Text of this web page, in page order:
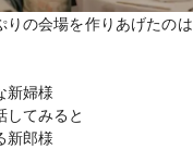
りの会場を作りあげたのは
新婦様
してみると
新郎様